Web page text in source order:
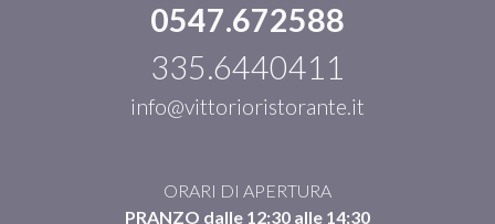
0547.672588
335.6440411
info@vittorioristorante.it
ORARI DI APERTURA
PRANZO dalle 12:30 alle 14:30